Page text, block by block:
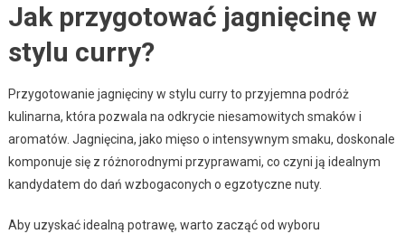
Jak przygotować jagnięcinę w
stylu curry?
Przygotowanie jagnięciny w stylu curry to przyjemna podróż
kulinarna, która pozwala na odkrycie niesamowitych smaków i
aromatów. Jagnięcina, jako mięso o intensywnym smaku, doskonale
komponuje się z różnorodnymi przyprawami, co czyni ją idealnym
kandydatem do dań wzbogaconych o egzotyczne nuty.
Aby uzyskać idealną potrawę, warto zacząć od wyboru